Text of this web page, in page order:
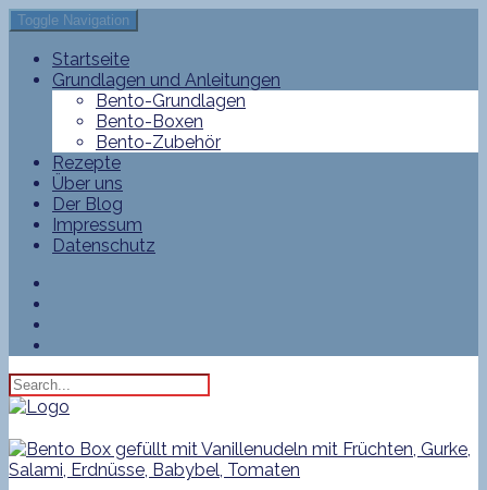
Toggle Navigation
Startseite
Grundlagen und Anleitungen
Bento-Grundlagen
Bento-Boxen
Bento-Zubehör
Rezepte
Über uns
Der Blog
Impressum
Datenschutz